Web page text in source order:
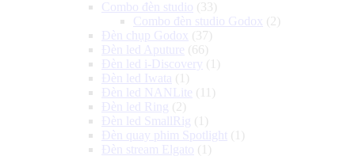
Combo đèn studio (33)
Combo đèn studio Godox (2)
Đèn chụp Godox (37)
Đèn led Aputure (66)
Đèn led i-Discovery (1)
Đèn led Iwata (1)
Đèn led NANLite (11)
Đèn led Ring (2)
Đèn led SmallRig (1)
Đèn quay phim Spotlight (1)
Đèn stream Elgato (1)